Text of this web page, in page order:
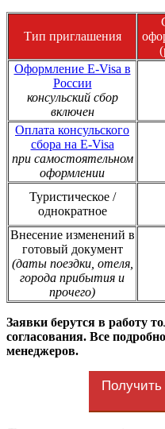
Тип приглашения
Оформление E-Visa в
России
консульский сбор
включен
Оплата консульского
сбора на E-Visa
при самостоятельном
оформлении
Туристическое /
однократное
Внесение изменений в
готовый документ
(даты поездки, отеля,
города прибытия и
прочего)
Заявки берутся в работу
согласования. Все
менеджеров.
Получить